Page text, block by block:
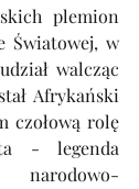
plemion
Światowej, w
walcząc
Afrykański
czołową rolę
- legenda
narodowo-